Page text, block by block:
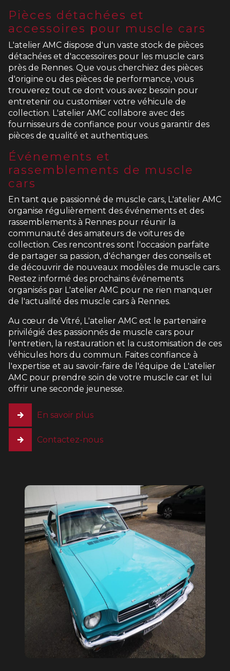
Pièces détachées et
accessoires pour muscle cars
L'atelier AMC dispose d'un vaste stock de pièces
détachées et d'accessoires pour les muscle cars
près de Rennes. Que vous cherchiez des pièces
d'origine ou des pièces de performance, vous
trouverez tout ce dont vous avez besoin pour
entretenir ou customiser votre véhicule de
collection. L'atelier AMC collabore avec des
fournisseurs de confiance pour vous garantir des
pièces de qualité et authentiques.
Événements et
rassemblements de muscle
cars
En tant que passionné de muscle cars, L'atelier AMC
organise régulièrement des événements et des
rassemblements à Rennes pour réunir la
communauté des amateurs de voitures de
collection. Ces rencontres sont l'occasion parfaite
de partager sa passion, d'échanger des conseils et
de découvrir de nouveaux modèles de muscle cars.
Restez informé des prochains événements
organisés par L'atelier AMC pour ne rien manquer
de l'actualité des muscle cars à Rennes.
Au cœur de Vitré, L'atelier AMC est le partenaire
privilégié des passionnés de muscle cars pour
l'entretien, la restauration et la customisation de ces
véhicules hors du commun. Faites confiance à
l'expertise et au savoir-faire de l'équipe de L'atelier
AMC pour prendre soin de votre muscle car et lui
offrir une seconde jeunesse.
En savoir plus
Contactez-nous